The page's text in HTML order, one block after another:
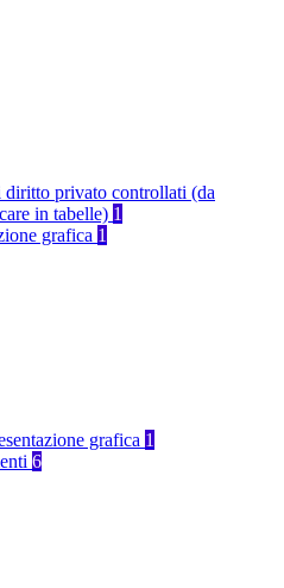
diritto privato controllati (da
in tabelle) 1
grafica 1
grafica 1
6